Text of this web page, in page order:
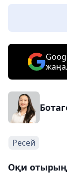
Ресей
Оқи